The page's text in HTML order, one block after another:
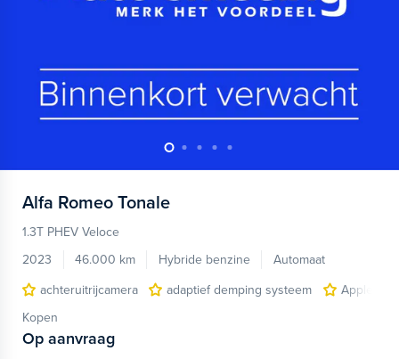
Alfa Romeo Tonale
1.3T PHEV Veloce
2023
46.000 km Hybride benzine
Automaat
achteruitrijcamera
adaptief demping systeem
Apple
Kopen
Op aanvraag